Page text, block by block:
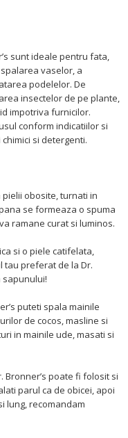
sunt ideale pentru fata,
vaselor, a
podelelor. De
insectelor de pe plante,
impotriva furnicilor.
conform indicatiilor si
si detergenti.
obosite, turnati in
se formeaza o spuma
ramane curat si luminos.
si o piele catifelata,
tau preferat de la Dr.
sapunului!
puteti spala mainile
de cocos, masline si
in mainile ude, masati si
Bronner’s poate fi folosit si
parul ca de obicei, apoi
lung, recomandam